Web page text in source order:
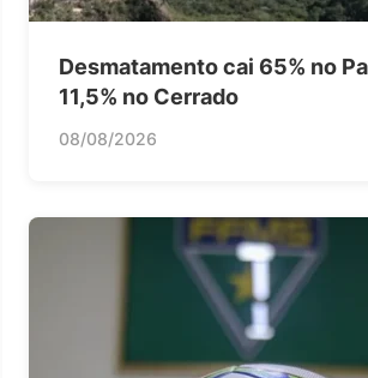
Desmatamento cai 65% no
11,5% no Cerrado
08/08/2026